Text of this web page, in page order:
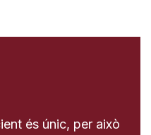
és únic, per això